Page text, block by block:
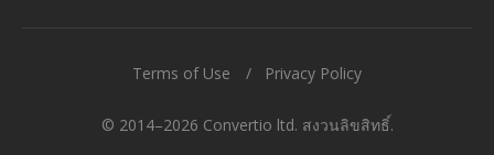
© 2014–2026 Convertio ltd. สงวนลิขสิทธิ์.
Terms of Use Privacy Policy